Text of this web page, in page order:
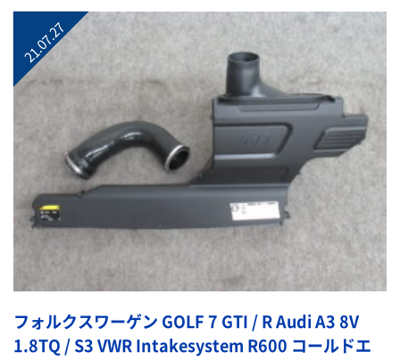
21.07.27
フォルクスワーゲン GOLF 7 GTI / R Audi A3 8V
1.8TQ / S3 VWR Intakesystem R600 コールドエ